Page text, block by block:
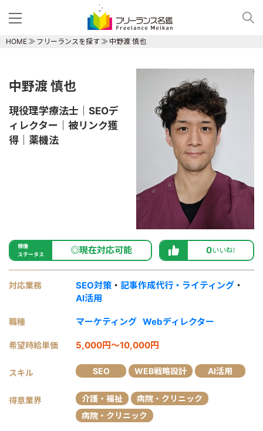
HOME フリーランスを探す 中野渡 慎也
中野渡 慎也
現役理学療法士｜SEOデ
ィレクター｜被リンク獲
得｜薬機法
稼働
ステータス
◎現在対応可能 0いいね!
対応業務 SEO対策 ・ 記事作成代行・ライティング ・
AI活用
職種 マーケティング Webディレクター
希望時給単価 5,000円～10,000円
スキル SEO WEB戦略設計 AI活用
得意業界 介護・福祉
病院・クリニック
病院・クリニック